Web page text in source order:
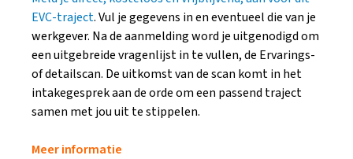
EVC-traject. Vul je gegevens in en eventueel die van je
werkgever. Na de aanmelding word je uitgenodigd om
een uitgebreide vragenlijst in te vullen, de Ervarings-
of detailscan. De uitkomst van de scan komt in het
intakegesprek aan de orde om een passend traject
samen met jou uit te stippelen.
Meer informatie